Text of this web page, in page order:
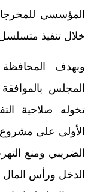
المؤسسي
خلال تنفيذ
وبهدف
المجلس
تخوله صلاحية
الأولى على مشروع
الضريبي ومنع
الدخل ورأس المال